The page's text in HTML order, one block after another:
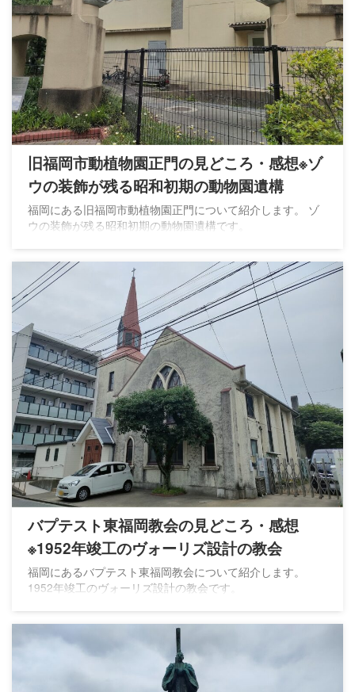
旧福岡市動植物園正門の見どころ・感想※ゾ
ウの装飾が残る昭和初期の動物園遺構
福岡にある旧福岡市動植物園正門について紹介します。 ゾ
ウの装飾が残る昭和初期の動物園遺構です。
バプテスト東福岡教会の見どころ・感想
※1952年竣工のヴォーリズ設計の教会
福岡にあるバプテスト東福岡教会について紹介します。
1952年竣工のヴォーリズ設計の教会です。